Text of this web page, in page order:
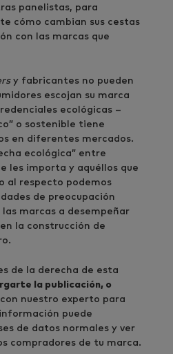
panelistas, para
cómo cambian sus cestas
con las marcas que
y fabricantes no pueden
escojan su marca
ecológicas –
o sostenible tiene
en diferentes mercados.
ecológica” entre
les importa y aquéllos que
al respecto podemos
de preocupación
marcas a desempeñar
la construcción de
de la derecha de esta
la publicación, o
con nuestro experto para
puede
de datos normales y ver
compradores de tu marca.